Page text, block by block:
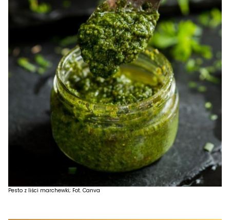
Pesto z liści marchewki; Fot. Canva